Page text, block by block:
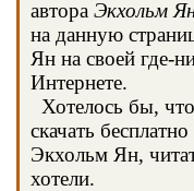
автора Экхольм
на данную
Ян на своей где-
Интернете.
Хотелось бы,
скачать
Экхольм Ян,
хотели.